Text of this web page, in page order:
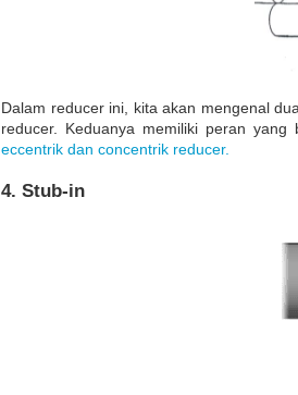
Dalam reducer ini, kita akan mengenal
reducer. Keduanya memiliki peran
eccentrik dan concentrik reducer.
4. Stub-in